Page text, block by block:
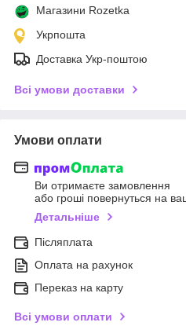
Магазини Rozetka
Укрпошта
Доставка Укр-поштою
Всі умови доставки
Умови оплати
Ви отримаєте замовлення
або гроші повернуться на
Детальніше
Післяплата
Оплата на рахунок
Переказ на карту
Всі умови оплати